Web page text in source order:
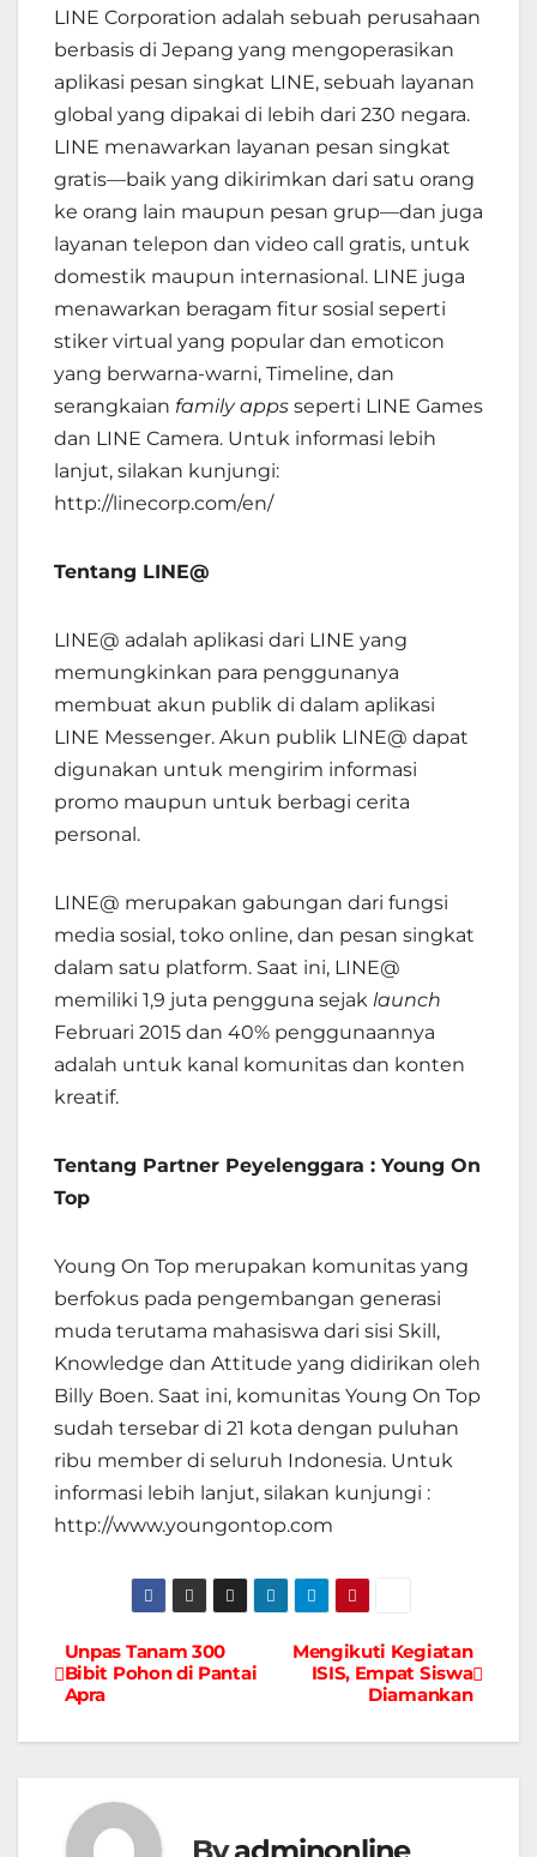
LINE Corporation adalah sebuah perusahaan
berbasis di Jepang yang mengoperasikan
aplikasi pesan singkat LINE, sebuah layanan
global yang dipakai di lebih dari 230 negara.
LINE menawarkan layanan pesan singkat
gratis—baik yang dikirimkan dari satu orang
ke orang lain maupun pesan grup—dan juga
layanan telepon dan video call gratis, untuk
domestik maupun internasional. LINE juga
menawarkan beragam fitur sosial seperti
stiker virtual yang popular dan emoticon
yang berwarna-warni, Timeline, dan
serangkaian family apps seperti LINE Games
dan LINE Camera. Untuk informasi lebih
lanjut, silakan kunjungi:
http://linecorp.com/en/
Tentang LINE@
LINE@ adalah aplikasi dari LINE yang
memungkinkan para penggunanya
membuat akun publik di dalam aplikasi
LINE Messenger. Akun publik LINE@ dapat
digunakan untuk mengirim informasi
promo maupun untuk berbagi cerita
personal.
LINE@ merupakan gabungan dari fungsi
media sosial, toko online, dan pesan singkat
dalam satu platform. Saat ini, LINE@
memiliki 1,9 juta pengguna sejak launch
Februari 2015 dan 40% penggunaannya
adalah untuk kanal komunitas dan konten
kreatif.
Tentang Partner Peyelenggara : Young On
Top
Young On Top merupakan komunitas yang
berfokus pada pengembangan generasi
muda terutama mahasiswa dari sisi Skill,
Knowledge dan Attitude yang didirikan oleh
Billy Boen. Saat ini, komunitas Young On Top
sudah tersebar di 21 kota dengan puluhan
ribu member di seluruh Indonesia. Untuk
informasi lebih lanjut, silakan kunjungi :
http://www.youngontop.com
Navigasi
pos
Mengikuti Kegiatan
ISIS, Empat Siswa
Diamankan
Unpas Tanam 300
Bibit Pohon di Pantai
Apra